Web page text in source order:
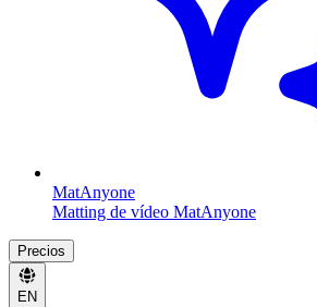
MatAnyone
Matting de vídeo MatAnyone
Precios
EN